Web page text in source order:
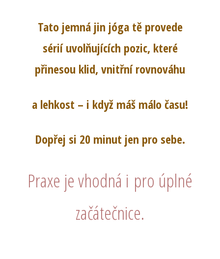
Tato jemná jin jóga tě provede
sérií uvolňujících pozic, které
přinesou klid, vnitřní rovnováhu
a lehkost – i když máš málo času!
Dopřej si 20 minut jen pro sebe.
Praxe je vhodná i pro úplné
začátečnice.